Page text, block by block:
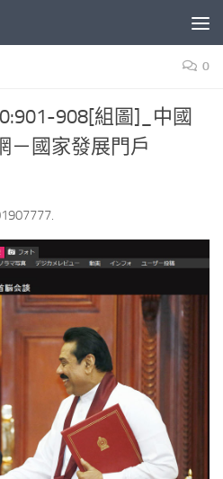
0
908[組圖]_中國
－國家發展門戶